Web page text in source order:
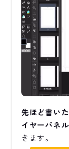
先ほど書い
イヤーパネ
きます。